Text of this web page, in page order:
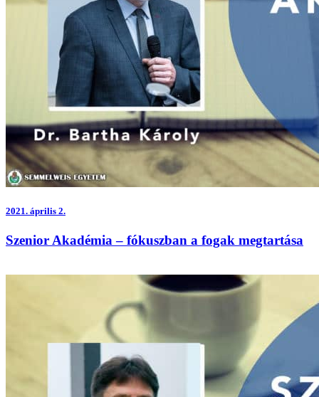
2021. április 2.
Szenior Akadémia – fókuszban a fogak megtartása